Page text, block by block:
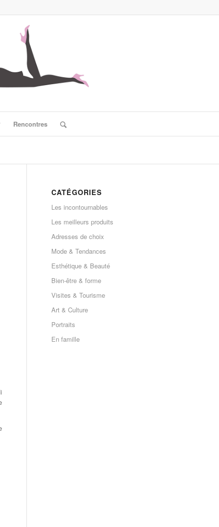
Rencontres
CATÉGORIES
Les incontournables
Les meilleurs produits
Adresses de choix
Mode & Tendances
Esthétique & Beauté
Bien-être & forme
Visites & Tourisme
Art & Culture
Portraits
En famille